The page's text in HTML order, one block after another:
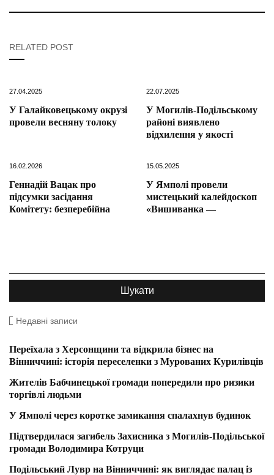
RELATED POST
27.04.2025
У Галайковецькому окрузі
провели весняну толоку
22.07.2025
У Могилів-Подільському
районі виявлено
відхилення у якості
16.02.2026
Геннадій Вацак про
підсумки засідання
Комітету: безперебійна
15.05.2025
У Ямполі провели
мистецький калейдоскоп
«Вишиванка —
Недавні записи
Переїхала з Херсонщини та відкрила бізнес на
Вінниччині: історія переселенки з Мурованих Курилівців
Жителів Бабчинецької громади попередили про ризики
торгівлі людьми
У Ямполі через коротке замикання спалахнув будинок
Підтвердилася загибель Захисника з Могилів-Подільської
громади Володимира Котруци
Подільський Лувр на Вінниччині: як виглядає палац із